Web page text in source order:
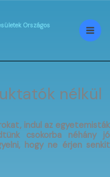
Országos
nélkül
indul az egyetemisták
csokorba néhány jó
hogy ne érjen senkit